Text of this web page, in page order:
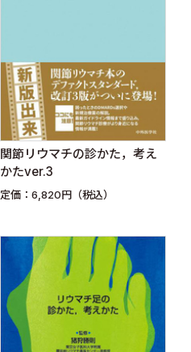
関節リウマチの診かた，考え
かたver.3
定価：6,820円（税込）